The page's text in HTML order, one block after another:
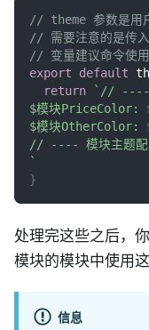
// theme 参数是用
// 需要注意的是传
// 变量建议命令使用
export
default
return
` // ----
$模块PriceColor:
$模块OtherColor:
// ---- 模块主题
`
}
处理完这些之后，
模块的模块中使用
信息